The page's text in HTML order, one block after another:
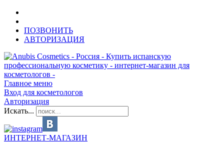
ПОЗВОНИТЬ
АВТОРИЗАЦИЯ
Главное меню
Вход для косметологов
Авторизация
Искать...
ИНТЕРНЕТ-МАГАЗИН